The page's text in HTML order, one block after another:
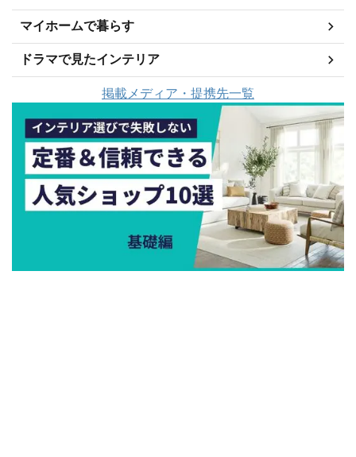
マイホームで暮らす
ドラマで見たインテリア
掲載メディア・提携先一覧